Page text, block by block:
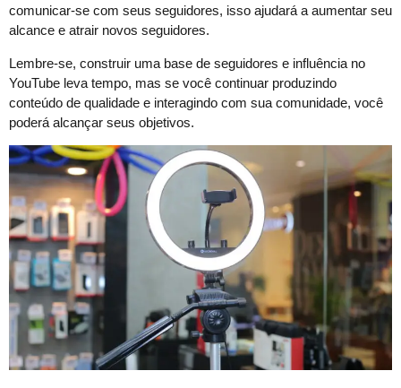
comunicar-se com seus seguidores, isso ajudará a aumentar seu
alcance e atrair novos seguidores.
Lembre-se, construir uma base de seguidores e influência no
YouTube leva tempo, mas se você continuar produzindo
conteúdo de qualidade e interagindo com sua comunidade, você
poderá alcançar seus objetivos.